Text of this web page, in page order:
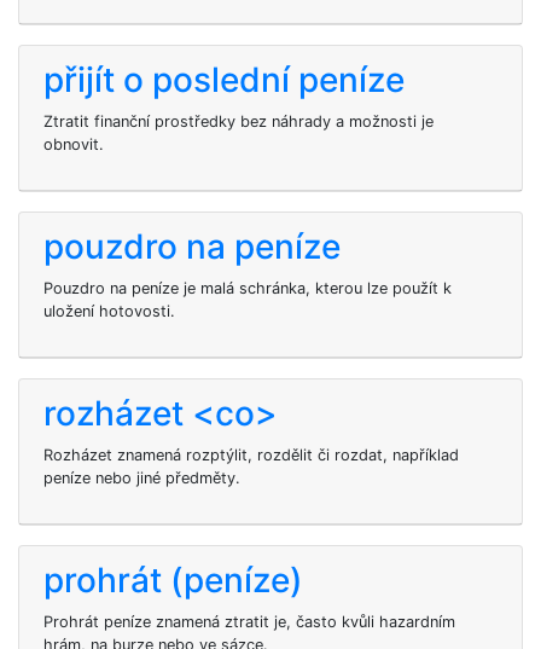
přijít o poslední peníze
Ztratit finanční prostředky bez náhrady a možnosti je
obnovit.
pouzdro na peníze
Pouzdro na peníze je malá schránka, kterou lze použít k
uložení hotovosti.
rozházet <co>
Rozházet znamená rozptýlit, rozdělit či rozdat, například
peníze nebo jiné předměty.
prohrát (peníze)
Prohrát peníze znamená ztratit je, často kvůli hazardním
hrám, na burze nebo ve sázce.